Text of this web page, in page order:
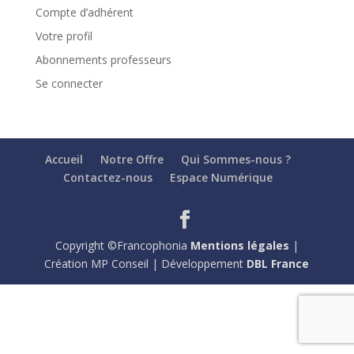
Compte d’adhérent
Votre profil
Abonnements professeurs
Se connecter
Accueil Notre Offre
Qui Sommes-nous ?
Contactez-nous
Espace Numérique
Copyright ©Francophonia Mentions légales |
Création MP Conseil | Développement DBL France